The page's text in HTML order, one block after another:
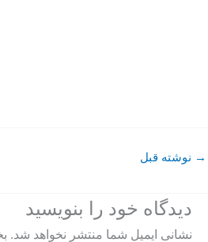
→ نوشته قبل
دیدگاه‌ خود را بنویسید
نشانی ایمیل شما منتشر نخواهد شد.